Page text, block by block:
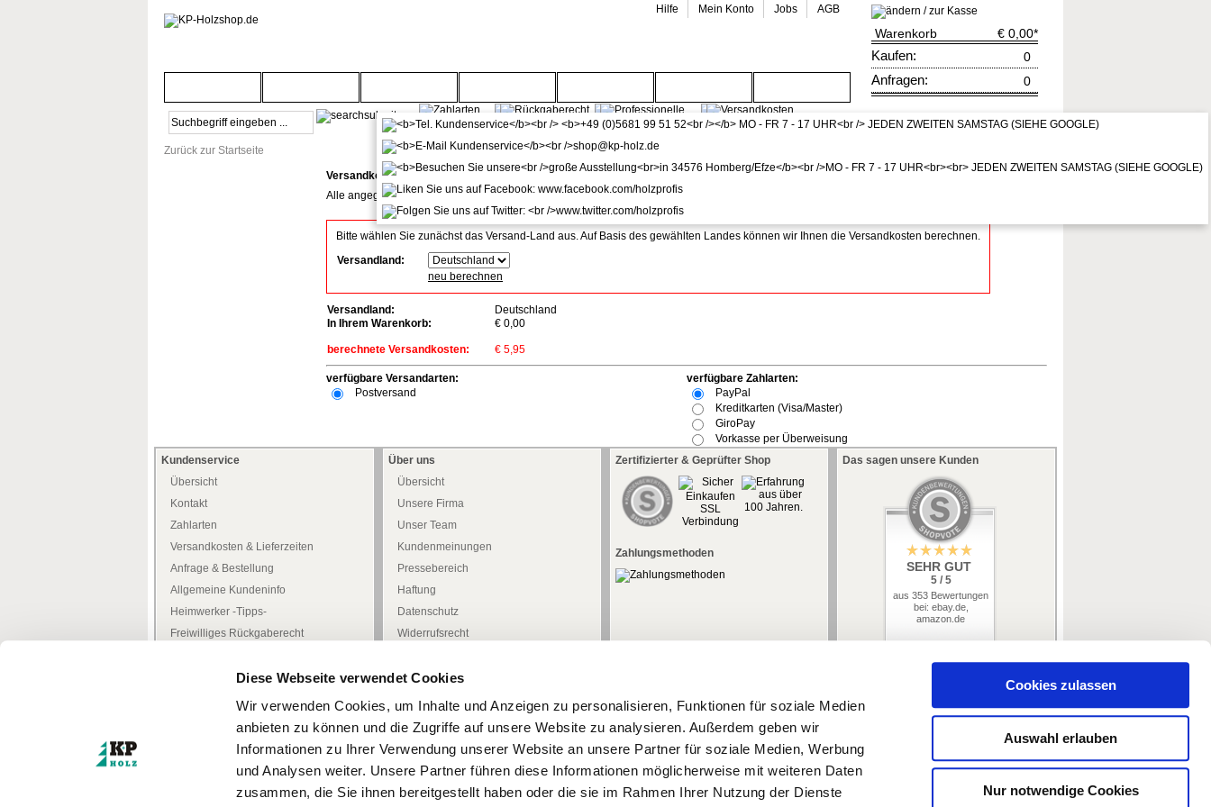
Diese Webseite verwendet Cookies
Wir verwenden Cookies, um Inhalte und Anzeigen zu personalisieren, Funktionen für soziale Medien
anbieten zu können und die Zugriffe auf unsere Website zu analysieren. Außerdem geben wir
Informationen zu Ihrer Verwendung unserer Website an unsere Partner für soziale Medien, Werbung
und Analysen weiter. Unsere Partner führen diese Informationen möglicherweise mit weiteren Daten
zusammen, die Sie ihnen bereitgestellt haben oder die sie im Rahmen Ihrer Nutzung der Dienste
Cookies zulassen
Auswahl erlauben
Nur notwendige Cookies
Hilfe Mein Konto Jobs AGB
Warenkorb € 0,00*
Kaufen: 0
Anfragen: 0
zur Kasse
Zurück zur Startseite
Versandkosten-Info
Alle angegebenen Preise verstehen sich inkl. MwSt.
Bitte wählen Sie zunächst das Versand-Land aus. Auf Basis des gewählten Landes können wir Ihnen die Versandkosten berechnen.
Versandland:
neu berechnen
Versandland:
Deutschland
In Ihrem Warenkorb:
€ 0,00
berechnete Versandkosten: € 5,95
verfügbare Versandarten:
Postversand
verfügbare Zahlarten:
PayPal
Kreditkarten (Visa/Master)
GiroPay
Vorkasse per Überweisung
Kundenservice
Übersicht
Kontakt
Zahlarten
Versandkosten & Lieferzeiten
Anfrage & Bestellung
Allgemeine Kundeninfo
Heimwerker -Tipps-
Freiwilliges Rückgaberecht
Zertifizierungen
Türenkonfigurator
Über uns
Übersicht
Unsere Firma
Unser Team
Kundenmeinungen
Pressebereich
Haftung
Datenschutz
Widerrufsrecht
AGB
Impressum
Zertifizierter & Geprüfter Shop
Zahlungsmethoden
Das sagen unsere Kunden
SEHR GUT
5 / 5
aus 353 Bewertungen
bei: ebay.de,
amazon.de
* Alle Preise inkl. MwSt.zzgl. Versandkosten